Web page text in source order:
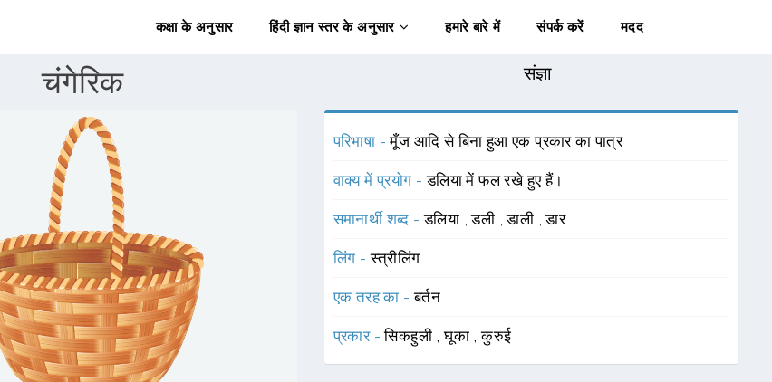
कक्षा के अनुसार हिंदी ज्ञान स्तर के अनुसार हमारे बारे में संपर्क करें मदद
चंगेरिक संज्ञा
परिभाषा -मूँज आदि से बिना हुआ एक प्रकार का पात्र
वाक्य में प्रयोग -डलिया में फल रखे हुए हैं।
समानार्थी शब्द -डलिया ,डली ,डाली ,डार
लिंग -स्त्रीलिंग
एक तरह का -बर्तन
प्रकार -सिकहुली ,घूका ,कुरुई